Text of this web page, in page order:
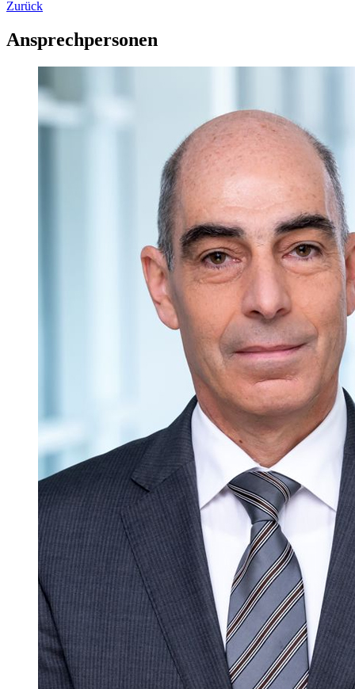
Zurück
Ansprechpersonen